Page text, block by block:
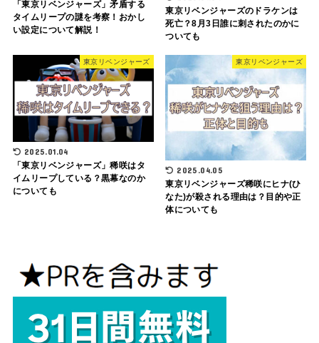
「東京リベンジャーズ」矛盾する
タイムリープの謎を考察！おかし
い設定について解説！
東京リベンジャーズのドラケンは
死亡？8月3日誰に刺されたのかに
ついても
東京リベンジャーズ
2025.01.04
「東京リベンジャーズ」稀咲はタ
イムリープしている？黒幕なのか
についても
東京リベンジャーズ
2025.04.05
東京リベンジャーズ稀咲にヒナ(ひ
なた)が殺される理由は？目的や正
体についても